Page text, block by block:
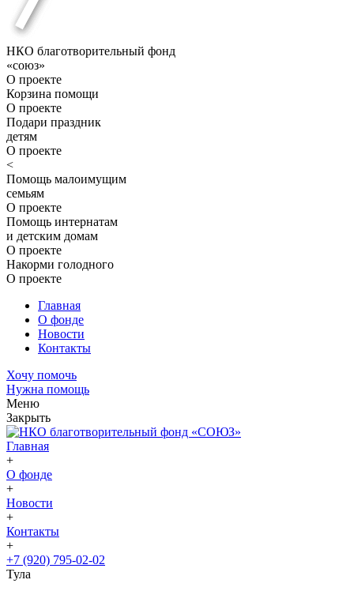
НКО благотворительный фонд
«союз»
О проекте
Корзина помощи
О проекте
Подари праздник
детям
О проекте
<
Помощь малоимущим
семьям
О проекте
Помощь интернатам
и детским домам
О проекте
Накорми голодного
О проекте
Главная
О фонде
Новости
Контакты
Хочу помочь
Нужна помощь
Меню
Закрыть
Главная
+
О фонде
+
Новости
+
Контакты
+
+7 (920) 795-02-02
Тула